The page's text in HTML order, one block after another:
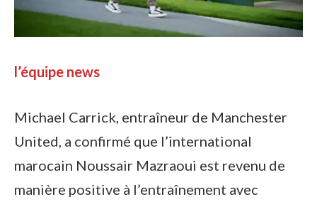
l’équipe news
Michael Carrick, entraîneur de Manchester
United, a confirmé que l’international
marocain Noussair Mazraoui est revenu de
manière positive à l’entraînement avec